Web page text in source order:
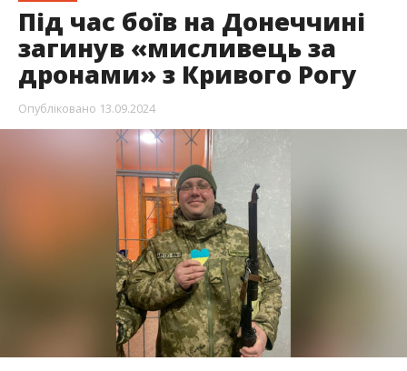
Під час боїв на Донеччині
загинув «мисливець за
дронами» з Кривого Рогу
Опубліковано 13.09.2024